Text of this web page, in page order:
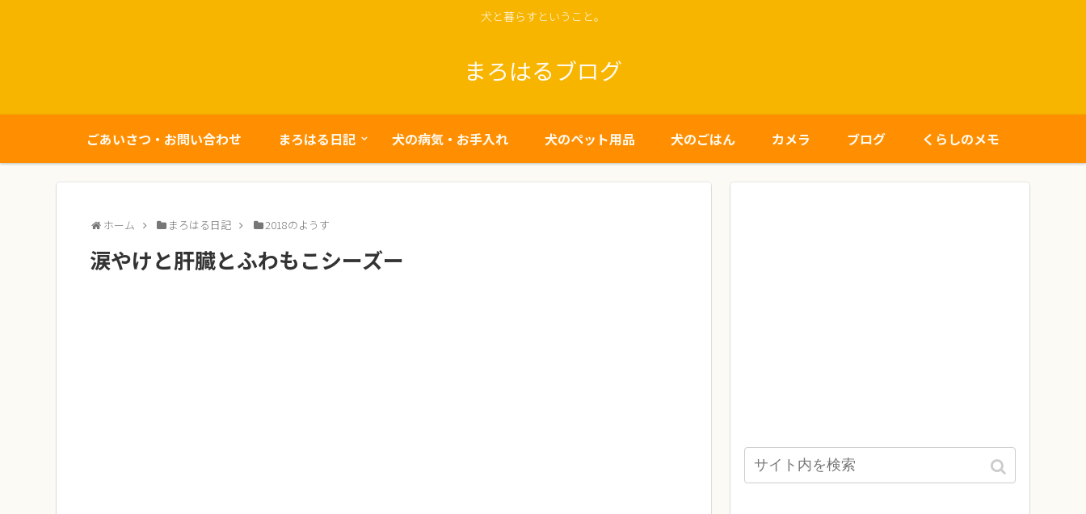
犬と暮らすということ。
まろはるブログ
ごあいさつ・お問い合わせ まろはる日記 犬の病気・お手入れ 犬のペット用品 犬のごはん カメラ ブログ くらしのメモ
ホーム まろはる日記 2018のようす
涙やけと肝臓とふわもこシーズー